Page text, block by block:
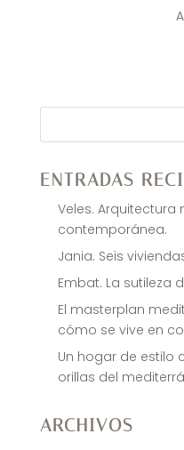
ENTRADAS
Veles. Arquitectura
contemporánea.
Jania. Seis
Embat. La sutileza
El masterplan
cómo se vive en
Un hogar de
orillas del
ARCHIVOS